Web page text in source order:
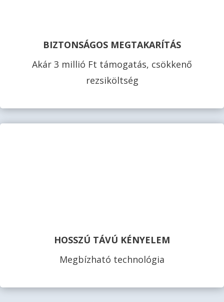
BIZTONSÁGOS MEGTAKARÍTÁS
Akár 3 millió Ft támogatás, csökkenő
rezsiköltség
HOSSZÚ TÁVÚ KÉNYELEM
Megbízható technológia